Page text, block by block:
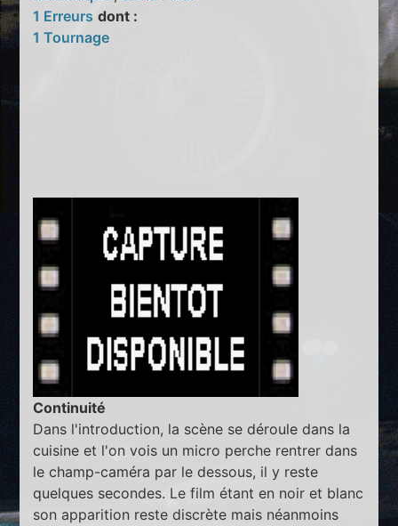
1 Erreurs dont :
1 Tournage
Continuité
Dans l'introduction, la scène se déroule dans la
cuisine et l'on vois un micro perche rentrer dans
le champ-caméra par le dessous, il y reste
quelques secondes. Le film étant en noir et blanc
son apparition reste discrète mais néanmoins